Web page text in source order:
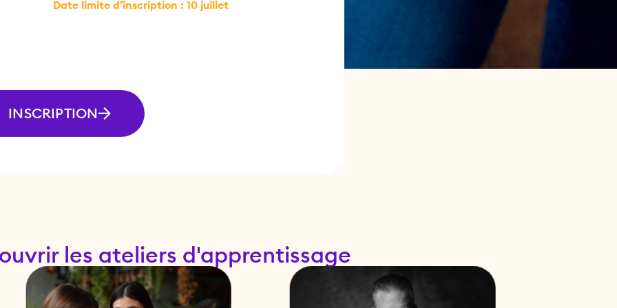
Date limite d’inscription : 10 juillet
INSCRIPTION
les ateliers d'apprentissage